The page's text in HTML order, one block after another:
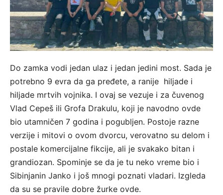
Do zamka vodi jedan ulaz i jedan jedini most. Sada je
potrebno 9 evra da ga pređete, a ranije hiljade i
hiljade mrtvih vojnika. I ovaj se vezuje i za čuvenog
Vlad Cepeš ili Grofa Drakulu, koji je navodno ovde
bio utamničen 7 godina i pogubljen. Postoje razne
verzije i mitovi o ovom dvorcu, verovatno su delom i
postale komercijalne fikcije, ali je svakako bitan i
grandiozan. Spominje se da je tu neko vreme bio i
Sibinjanin Janko i još mnogi poznati vladari. Izgleda
da su se pravile dobre žurke ovde.